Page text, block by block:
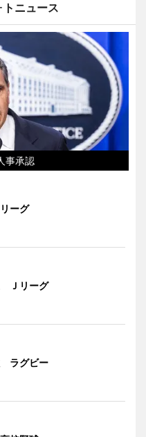
トニュース
事承認
ーグ
Ｊリーグ
ラグビー